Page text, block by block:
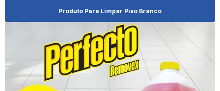
Cera Para Móveis Demolição
Cera Móveis De Madeira
Cera Para Móveis De Madeira Branca
Cera Para Móveis De Madeira De Demolição
Produto Para Limpar Piso Branco